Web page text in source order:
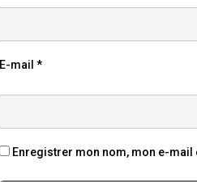
E-mail *
Enregistrer mon nom, mon e-